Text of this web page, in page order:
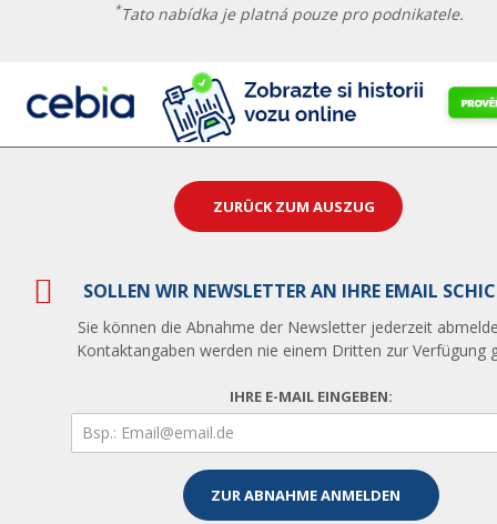
*Tato nabídka je platná pouze pro podnikatele.
ZURÜCK ZUM AUSZUG
SOLLEN WIR NEWSLETTER AN IHRE EMAIL
Sie können die Abnahme der Newsletter jederzeit
Kontaktangaben werden nie einem Dritten zur Verfügung
IHRE E-MAIL EINGEBEN: